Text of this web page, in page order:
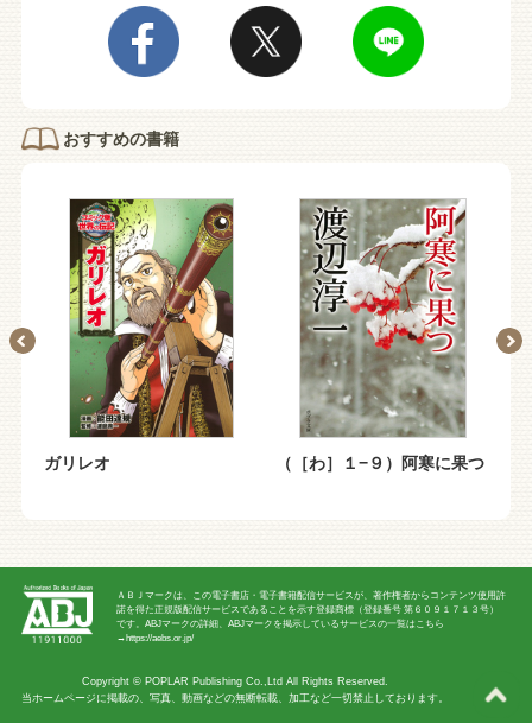
おすすめの書籍
ガリレオ （［わ］１−９）阿寒に果つ
ＡＢＪマークは、この電子書店・電子書籍配信サービスが、著作権者からコンテンツ使用許
諾を得た正規版配信サービスであることを示す登録商標（登録番号 第６０９１７１３号）
です。ABJマークの詳細、ABJマークを掲示しているサービスの一覧はこちら
→ https://aebs.or.jp/
Copyright © POPLAR Publishing Co.,Ltd All Rights Reserved.
当ホームページに掲載の、写真、動画などの無断転載、加工など一切禁止しております。